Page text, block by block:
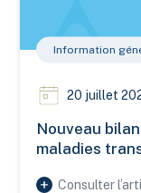
Information
20 juillet
Nouveau
maladies
Consulter